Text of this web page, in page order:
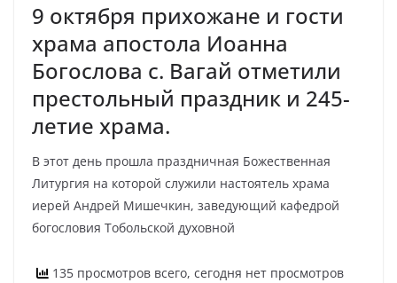
9 октября прихожане и гости
храма апостола Иоанна
Богослова с. Вагай отметили
престольный праздник и 245-
летие храма.
В этот день прошла праздничная Божественная
Литургия на которой служили настоятель храма
иерей Андрей Мишечкин, заведующий кафедрой
богословия Тобольской духовной
135 просмотров всего, сегодня нет просмотров